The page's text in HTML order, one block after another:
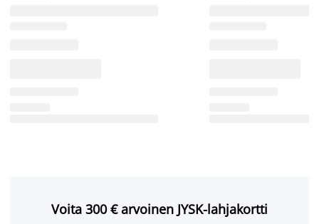
Voita 300 € arvoinen JYSK-lahjakortti